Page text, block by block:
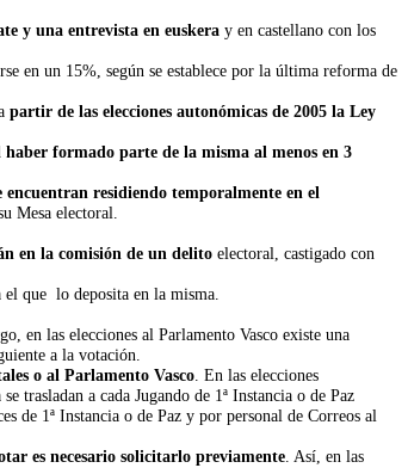
y una entrevista en euskera y en castellano con los
en un 15%, según se establece por la última reforma de
partir de las elecciones autonómicas de 2005 la Ley
haber formado parte de la misma al menos en 3
encuentran residiendo temporalmente en el
Mesa electoral.
en la comisión de un delito electoral, castigado con
que lo deposita en la misma.
en las elecciones al Parlamento Vasco existe una
a la votación.
o al Parlamento Vasco . En las elecciones
trasladan a cada Jugando de 1ª Instancia o de Paz
de 1ª Instancia o de Paz y por personal de Correos al
es necesario solicitarlo previamente . Así, en las